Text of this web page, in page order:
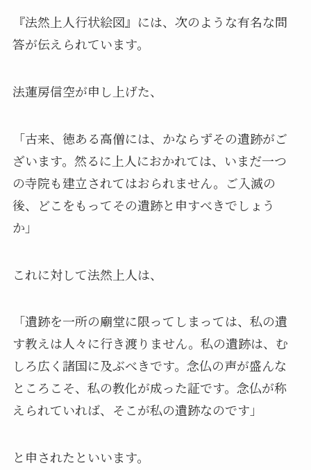
『法然上人行状絵図』には、次のような有名な問
答が伝えられています。
法蓮房信空が申し上げた、
「古来、徳ある高僧には、かならずその遺跡がご
ざいます。然るに上人におかれては、いまだ一つ
の寺院も建立されてはおられません。ご入滅の
後、どこをもってその遺跡と申すべきでしょう
か」
これに対して法然上人は、
「遺跡を一所の廟堂に限ってしまっては、私の遺
す教えは人々に行き渡りません。私の遺跡は、む
しろ広く諸国に及ぶべきです。念仏の声が盛んな
ところこそ、私の教化が成った証です。念仏が称
えられていれば、そこが私の遺跡なのです」
と申されたといいます。